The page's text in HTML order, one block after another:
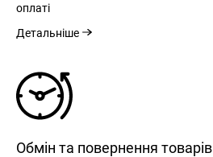
оплаті
Детальніше
Обмін та повернення товарів